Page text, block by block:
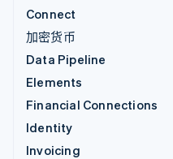
Connect
加密货币
Data Pipeline
Elements
Financial Connections
Identity
Invoicing